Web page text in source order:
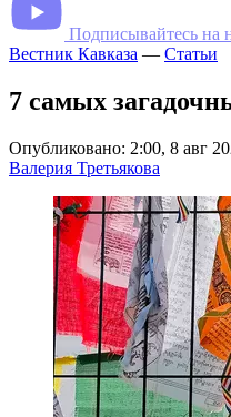
Подписывайтесь на
Вестник Кавказа — Статьи
7 самых
Опубликовано: 2:00, 8 авг
Валерия Третьякова